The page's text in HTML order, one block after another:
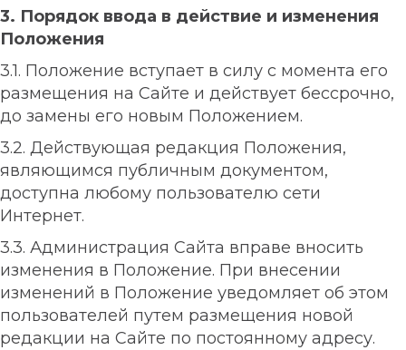
3. Порядок ввода в действие и изменения
Положения
3.1. Положение вступает в силу с момента его
размещения на Сайте и действует бессрочно,
до замены его новым Положением.
3.2. Действующая редакция Положения,
являющимся публичным документом,
доступна любому пользователю сети
Интернет.
3.3. Администрация Сайта вправе вносить
изменения в Положение. При внесении
изменений в Положение уведомляет об этом
пользователей путем размещения новой
редакции на Сайте по постоянному адресу.